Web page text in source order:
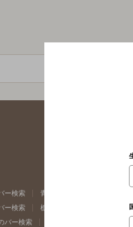
ー検索 青森県のバー検索
ー検索
栃木県のバー検索 群馬
バー検索
埼